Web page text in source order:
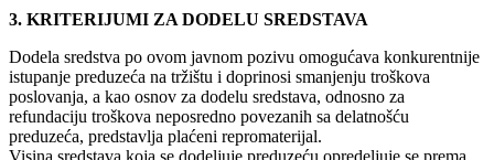
3. KRITERIJUMI ZA DODELU SREDSTAVA
Dodela sredstva po ovom javnom pozivu omogućava konkurentnije
istupanje preduzeća na tržištu i doprinosi smanjenju troškova
poslovanja, a kao osnov za dodelu sredstava, odnosno za
refundaciju troškova neposredno povezanih sa delatnošću
preduzeća, predstavlja plaćeni repromaterijal.
Visina sredstava koja se dodeljuje preduzeću opredeljuje se prema